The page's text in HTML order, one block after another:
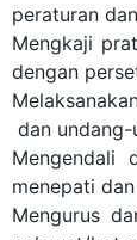
peraturan
Mengkaji
dengan
dan
Mengendali
menepati
Mengurus